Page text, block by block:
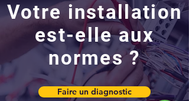
Votre installation
est-elle aux
normes ?
Faire un diagnostic